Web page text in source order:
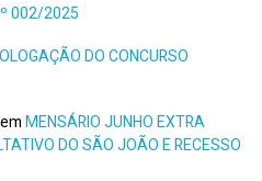
002/2025
DO CONCURSO
emMENSÁRIO JUNHO EXTRA
DO SÃO JOÃO E RECESSO